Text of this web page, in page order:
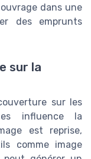
dans une
des emprunts
sur la
sur les
influence la
est reprise,
comme image